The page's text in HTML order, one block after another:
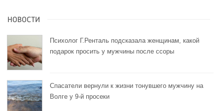
НОВОСТИ
Психолог Г.Ренталь подсказала женщинам, какой
подарок просить у мужчины после ссоры
Спасатели вернули к жизни тонувшего мужчину на
Волге у 9-й просеки